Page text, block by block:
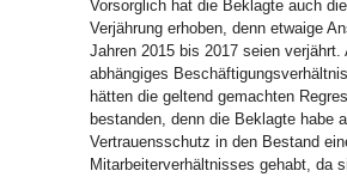
Vorsorglich hat die Beklagte auch
Verjährung erhoben, denn etwaige
Jahren 2015 bis 2017 seien
abhängiges
hätten die geltend gemachten
bestanden, denn die Beklagte habe
Vertrauensschutz in den Bestand
Mitarbeiterverhältnisses gehabt, da